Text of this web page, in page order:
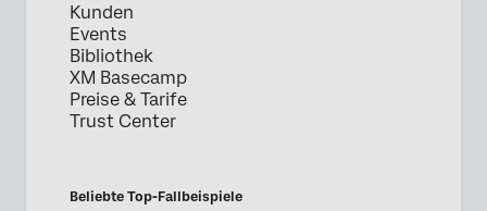
Kunden
Events
Bibliothek
XM Basecamp
Preise & Tarife
Trust Center
Beliebte Top-Fallbeispiele